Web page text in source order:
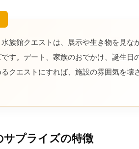
族館クエストは、展示や生き物を見
です。デート、家族のおでかけ、誕生
クエストにすれば、施設の雰囲気を
サプライズの特徴